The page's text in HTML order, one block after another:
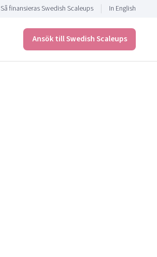
Så finansieras Swedish Scaleups In English
Ansök till Swedish Scaleups